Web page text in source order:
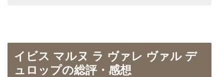
イビス マルヌ ラ ヴァレ ヴァル デ
ュロップの総評・感想